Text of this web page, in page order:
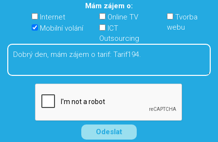
Mám zájem o:
Internet
Mobilní volání
Online TV
ICT
Outsourcing
Tvorba
webu